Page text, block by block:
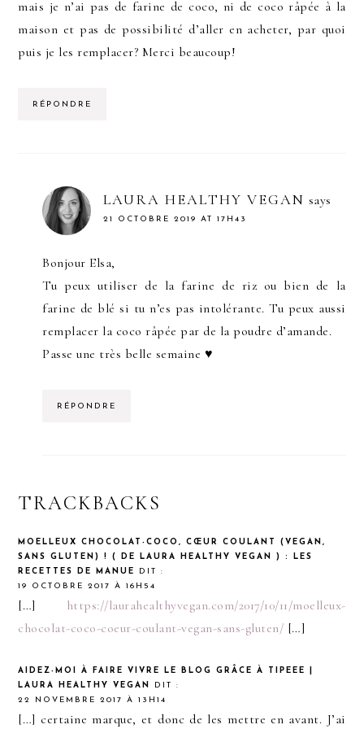
mais je n’ai pas de farine de coco, ni de coco râpée à la
maison et pas de possibilité d’aller en acheter, par quoi
puis je les remplacer? Merci beaucoup!
RÉPONDRE
LAURA HEALTHY VEGAN says
21 OCTOBRE 2019 AT 17H43
Bonjour Elsa,
Tu peux utiliser de la farine de riz ou bien de la
farine de blé si tu n’es pas intolérante. Tu peux aussi
remplacer la coco râpée par de la poudre d’amande.
Passe une très belle semaine ♥
RÉPONDRE
TRACKBACKS
MOELLEUX CHOCOLAT-COCO, CŒUR COULANT (VEGAN,
SANS GLUTEN) ! ( DE LAURA HEALTHY VEGAN ) : LES
RECETTES DE MANUE
DIT :
19 OCTOBRE 2017 À 16H54
[…] https://laurahealthyvegan.com/2017/10/11/moelleux-
chocolat-coco-coeur-coulant-vegan-sans-gluten/ […]
AIDEZ-MOI À FAIRE VIVRE LE BLOG GRÂCE À TIPEEE |
LAURA HEALTHY VEGAN
DIT :
22 NOVEMBRE 2017 À 13H14
[…] certaine marque, et donc de les mettre en avant. J’ai